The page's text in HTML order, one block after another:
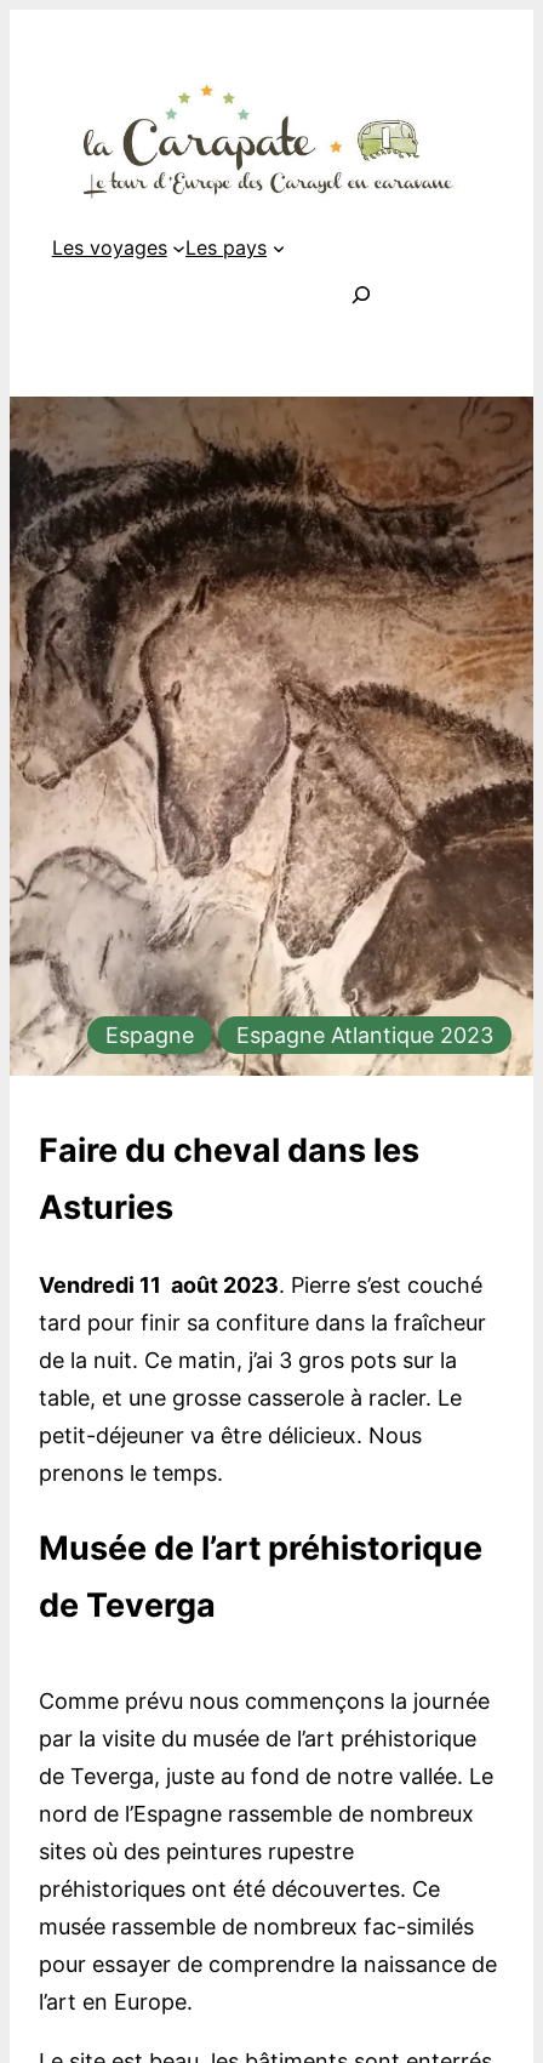
Les voyages Les pays
Espagne Espagne Atlantique 2023
Faire du cheval dans les
Asturies
Vendredi 11 août 2023. Pierre s’est couché
tard pour finir sa confiture dans la fraîcheur
de la nuit. Ce matin, j’ai 3 gros pots sur la
table, et une grosse casserole à racler. Le
petit-déjeuner va être délicieux. Nous
prenons le temps.
Musée de l’art préhistorique
de Teverga
Comme prévu nous commençons la journée
par la visite du musée de l’art préhistorique
de Teverga, juste au fond de notre vallée. Le
nord de l’Espagne rassemble de nombreux
sites où des peintures rupestre
préhistoriques ont été découvertes. Ce
musée rassemble de nombreux fac-similés
pour essayer de comprendre la naissance de
l’art en Europe.